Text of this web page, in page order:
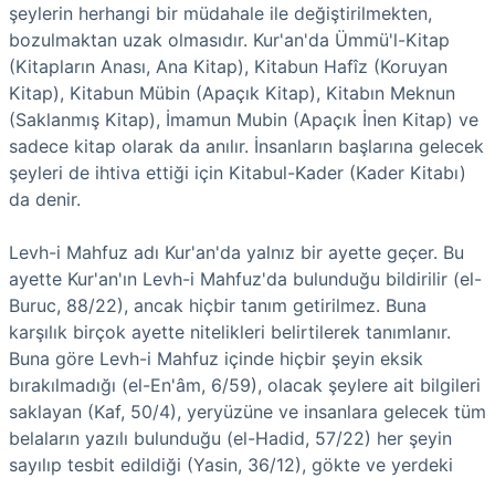
şeylerin herhangi bir müdahale ile değiştirilmekten,
bozulmaktan uzak olmasıdır. Kur'an'da Ümmü'l-Kitap
(Kitapların Anası, Ana Kitap), Kitabun Hafîz (Koruyan
Kitap), Kitabun Mübin (Apaçık Kitap), Kitabın Meknun
(Saklanmış Kitap), İmamun Mubin (Apaçık İnen Kitap) ve
sadece kitap olarak da anılır. İnsanların başlarına gelecek
şeyleri de ihtiva ettiği için Kitabul-Kader (Kader Kitabı)
da denir.
Levh-i Mahfuz adı Kur'an'da yalnız bir ayette geçer. Bu
ayette Kur'an'ın Levh-i Mahfuz'da bulunduğu bildirilir (el-
Buruc, 88/22), ancak hiçbir tanım getirilmez. Buna
karşılık birçok ayette nitelikleri belirtilerek tanımlanır.
Buna göre Levh-i Mahfuz içinde hiçbir şeyin eksik
bırakılmadığı (el-En'âm, 6/59), olacak şeylere ait bilgileri
saklayan (Kaf, 50/4), yeryüzüne ve insanlara gelecek tüm
belaların yazılı bulunduğu (el-Hadid, 57/22) her şeyin
sayılıp tesbit edildiği (Yasin, 36/12), gökte ve yerdeki